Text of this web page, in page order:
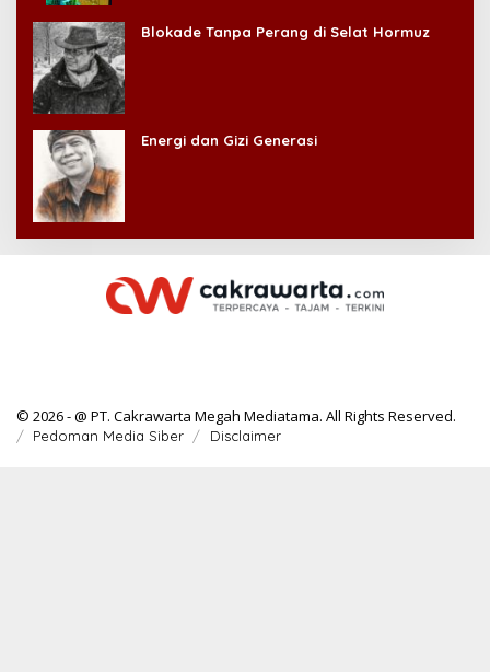
Blokade Tanpa Perang di Selat Hormuz
Energi dan Gizi Generasi
© 2026 - @ PT. Cakrawarta Megah Mediatama. All Rights Reserved.
Pedoman Media Siber Disclaimer